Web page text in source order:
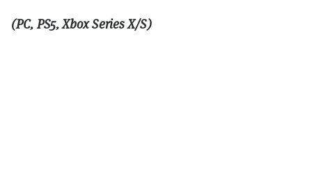
(PC, PS5, Xbox Series X/S)